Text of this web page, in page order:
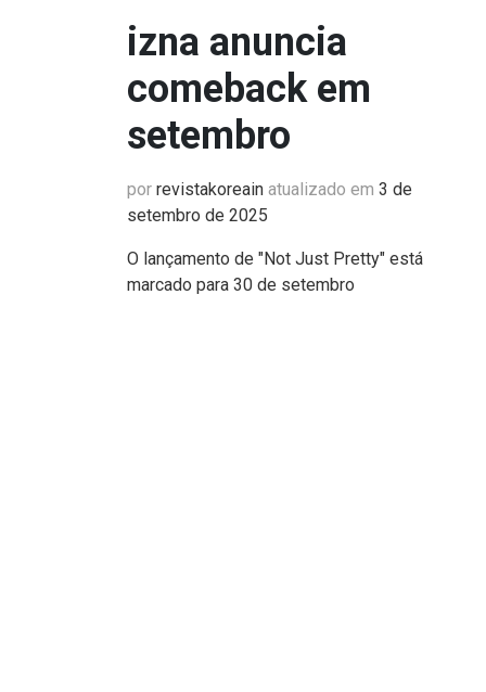
izna anuncia
comeback em
setembro
por revistakoreain atualizado em 3 de
setembro de 2025
O lançamento de "Not Just Pretty" está
marcado para 30 de setembro